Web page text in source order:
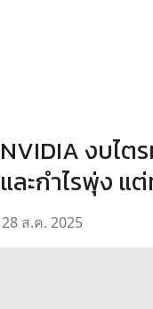
NVIDIA งบไต
และกำไรพุ่ง แ
28 ส.ค. 2025